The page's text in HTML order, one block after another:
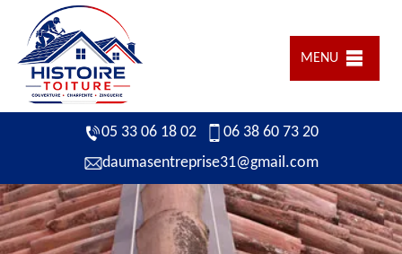
MENU
05 33 06 18 02
06 38 60 73 20
daumasentreprise31@gmail.com